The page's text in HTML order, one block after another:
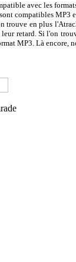
avec les
compatibles
trouve en plus
retard. Si l'on
MP3. Là encore,